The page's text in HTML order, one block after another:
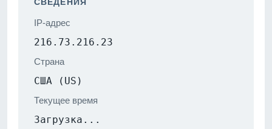
IP-адрес
216.73.216.23
Страна
США (US)
Текущее время
Загрузка...